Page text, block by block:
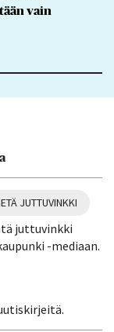
vain
JUTTUVINKKI
juttuvinkki
-mediaan.